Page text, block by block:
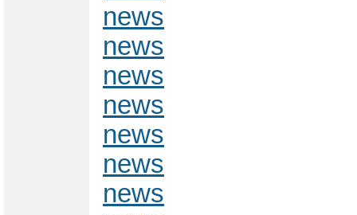
news
news
news
news
news
news
news